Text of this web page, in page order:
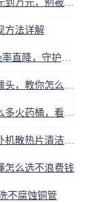
方法详解
怎么选不浪费钱
不腐蚀铜管